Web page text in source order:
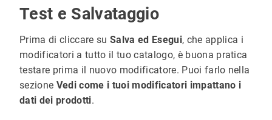
Test e Salvataggio
Prima di cliccare su Salva ed Esegui, che applica i
modificatori a tutto il tuo catalogo, è buona pratica
testare prima il nuovo modificatore. Puoi farlo nella
sezione Vedi come i tuoi modificatori impattano i
dati dei prodotti.